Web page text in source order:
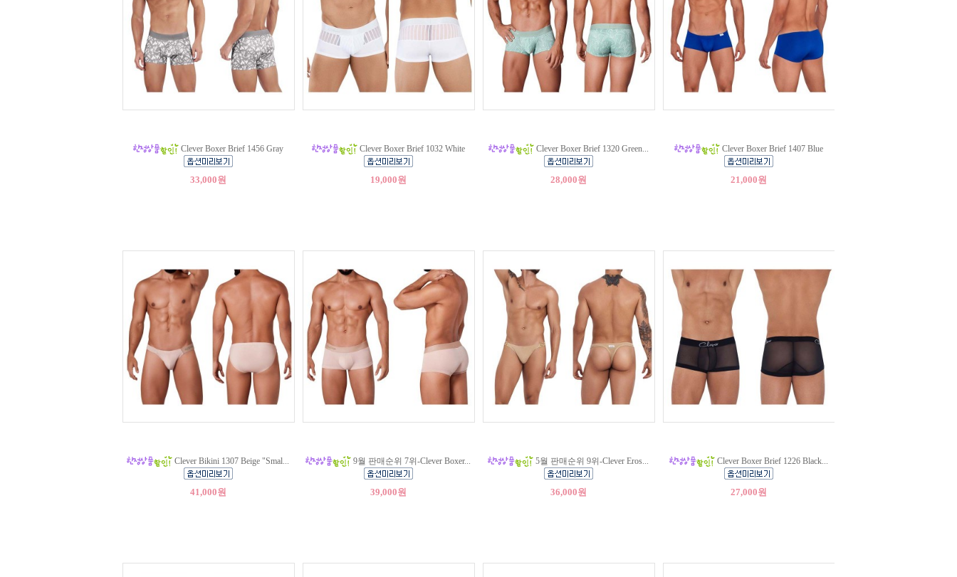
Clever Boxer Brief 1456 Gray
33,000원
Clever Boxer Brief 1032 White
19,000원
Clever Boxer Brief 1320 Green...
28,000원
Clever Boxer Brief 1407 Blue
21,000원
Clever Bikini 1307 Beige "Smal...
41,000원
9월 판매순위 7위-Clever Boxer...
39,000원
5월 판매순위 9위-Clever Eros...
36,000원
Clever Boxer Brief 1226 Black...
27,000원